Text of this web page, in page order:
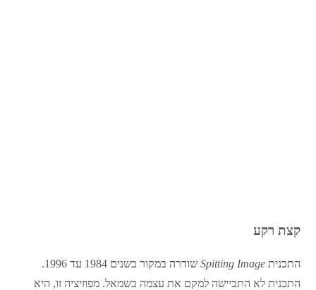
קצת רקע
התכניתSpitting Image
שודרה במקור בשנים 1984 עד 1996.
התכנית לא התביישה למקם את עצמה בשמאל. מפוזיציה זו, היא